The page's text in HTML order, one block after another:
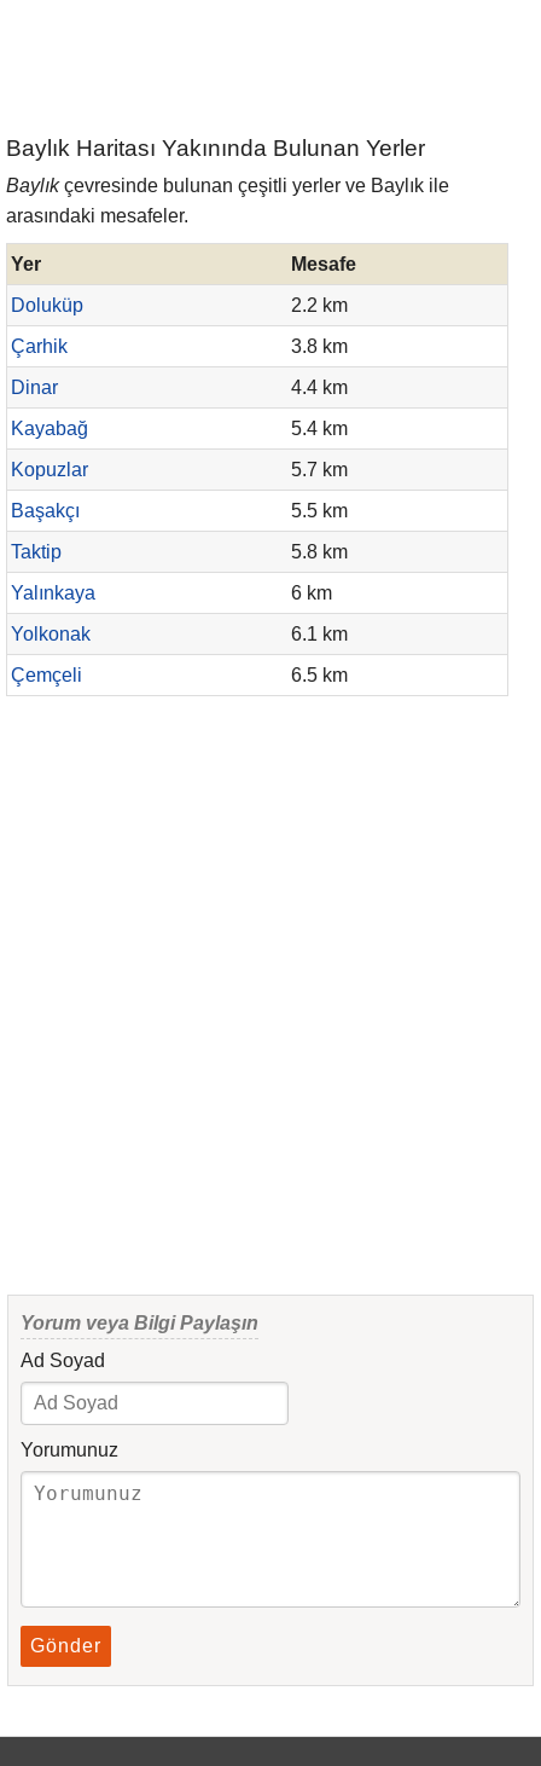
Baylık Haritası Yakınında Bulunan Yerler
Baylıkçevresinde bulunan çeşitli yerler ve Baylık ile
arasındaki mesafeler.
Yer
Mesafe
Doluküp
2.2 km
Çarhik
3.8 km
Dinar
4.4 km
Kayabağ
5.4 km
Kopuzlar
5.7 km
Başakçı
5.5 km
Taktip
5.8 km
Yalınkaya
6 km
Yolkonak
6.1 km
Çemçeli
6.5 km
Yorum veya Bilgi Paylaşın
Ad Soyad
Yorumunuz
Gönder